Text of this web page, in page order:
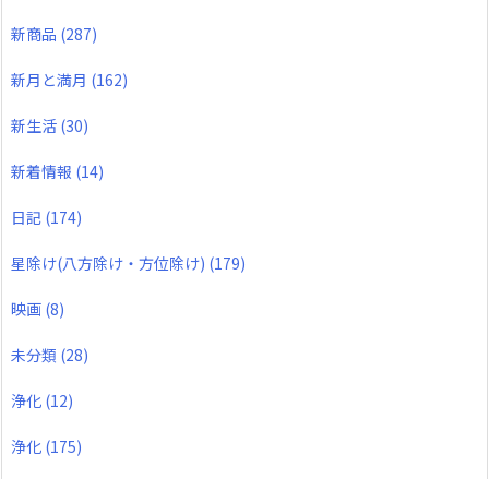
新商品 (287)
新月と満月 (162)
新生活 (30)
新着情報 (14)
日記 (174)
星除け(八方除け・方位除け) (179)
映画 (8)
未分類 (28)
浄化 (12)
浄化 (175)